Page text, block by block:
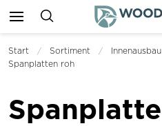
Start Sortiment Innenausbau
Spanplatten roh
Spanplatte